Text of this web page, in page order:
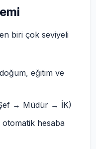
biri çok seviyeli
eğitim ve
→ Müdür → İK)
hesaba